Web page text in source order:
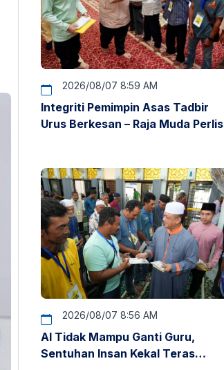
2026/08/07 8:59 AM
Integriti Pemimpin Asas Tadbir
Urus Berkesan – Raja Muda Perlis
2026/08/07 8:56 AM
AI Tidak Mampu Ganti Guru,
Sentuhan Insan Kekal Teras